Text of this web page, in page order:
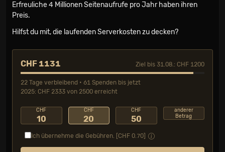
Erfreuliche 4 Millionen Seiten­aufrufe pro Jahr haben ihren
Preis.
Hilfst du mit, die laufenden Serverkosten zu decken?
CHF 1131 Ziel bis 31.08.: CHF 1200
22 Tage verbleibend • 61 Spenden bis jetzt
2025: CHF 2333 von 2500 erreicht
CHF
10
CHF
20
CHF
50
anderer
Betrag
Ich übernehme die Gebühren. [CHF 0.70